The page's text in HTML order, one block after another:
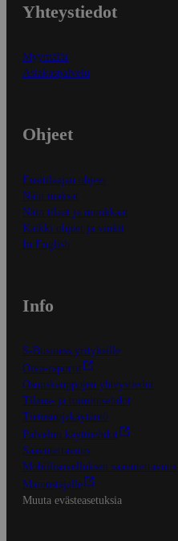
Yhteystiedot
Myymälät
Asiakaspalvelu
Ohjeet
Ensitilaajan ohjeet
Näin maksat
Näin tilaat ja muokkaat
Kaikki ohjeet ja vinkit
In English
Info
S-Business yrityksille
Oiva-raportit
Osuuskauppojen yhteystiedot
Tilaus- ja toimitusehdot
Tietosuojakäytäntö
Palvelun käyttöehdot
Saavutettavuus
Mobiilisovelluksen saavutettavuus
Mainostajalle
Muuta evästeasetuksia